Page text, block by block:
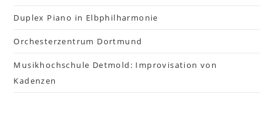
Duplex Piano in Elbphilharmonie
Orchesterzentrum Dortmund
Musikhochschule Detmold: Improvisation von
Kadenzen